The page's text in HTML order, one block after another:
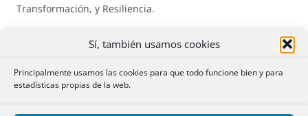
Sí, también usamos cookies
Principalmente usamos las cookies para que todo funcione bien y para
estadísticas propias de la web.
Transformación, y Resiliencia.
La norma se dicta de conformidad con “la habilitación
diciembre, de Fomento del Ecosistema de las Empresas
Emergentes, donde se contempla la creación de entornos